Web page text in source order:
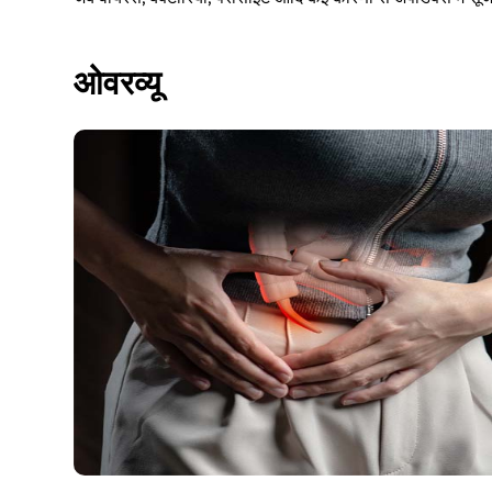
ओवरव्यू